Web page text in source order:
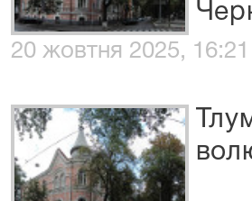
20 жовтня 2025, 16:21